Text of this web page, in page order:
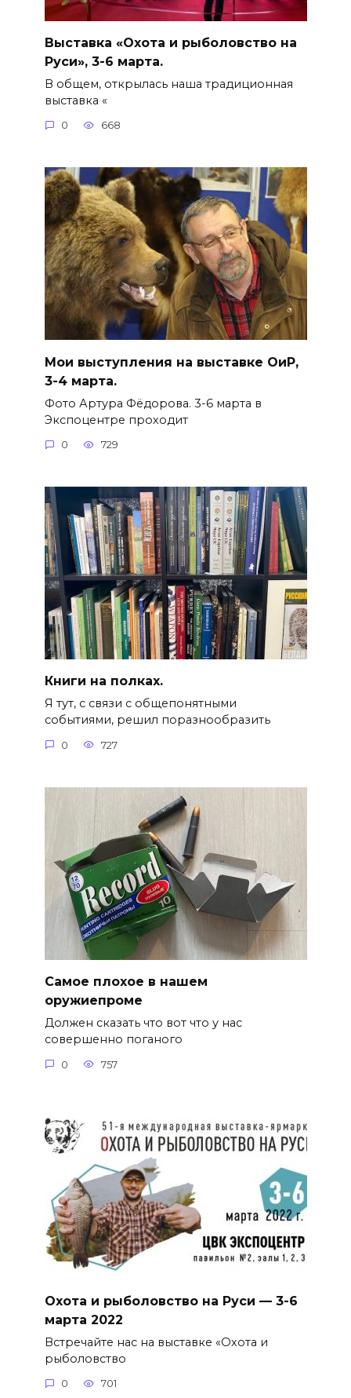
Выставка «Охота и рыболовство на
Руси», 3-6 марта.
В общем, открылась наша традиционная
выставка «
0 668
Мои выступления на выставке ОиР,
3-4 марта.
Фото Артура Фёдорова. 3-6 марта в
Экспоцентре проходит
0 729
Книги на полках.
Я тут, с связи с общепонятными
событиями, решил поразнообразить
0 727
Самое плохое в нашем
оружиепроме
Должен сказать что вот что у нас
совершенно поганого
0 757
Охота и рыболовство на Руси — 3-6
марта 2022
Встречайте нас на выставке «Охота и
рыболовство
0 701